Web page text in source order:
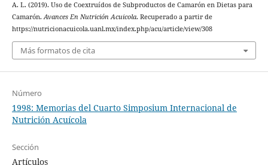
A. L. (2019). Uso de Coextruídos de Subproductos de Camarón en Dietas para
Camarón.Avances En Nutrición Acuicola. Recuperado a partir de
https://nutricionacuicola.uanl.mx/index.php/acu/article/view/308
Más formatos de cita
Número
1998: Memorias del Cuarto Simposium Internacional de
Nutrición Acuícola
Sección
Artículos